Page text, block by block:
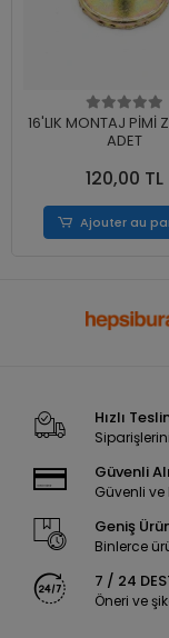
16'LIK MONTAJ PİMİ
ADET
120,00 TL
Ajouter au
Hızlı
Güvenli
Güvenli
Geniş
Binlerce
7 / 24
Öneri ve